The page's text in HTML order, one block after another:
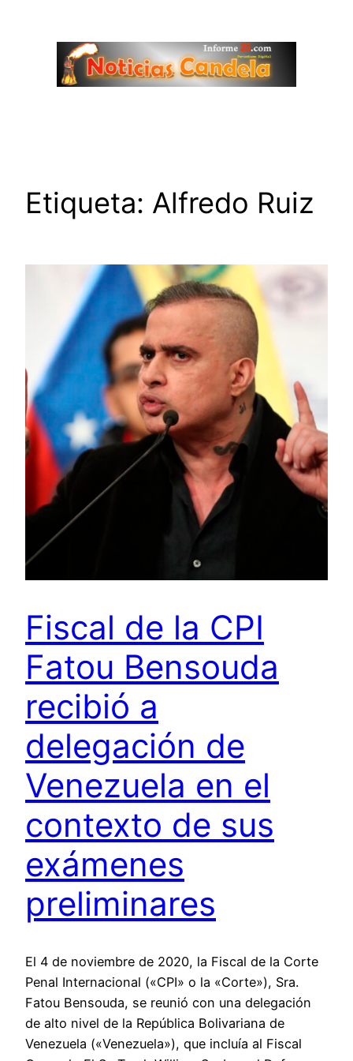
contenido
Etiqueta: Alfredo Ruiz
Fiscal de la CPI
Fatou Bensouda
recibió a
delegación de
Venezuela en el
contexto de sus
exámenes
preliminares
El 4 de noviembre de 2020, la Fiscal de la Corte
Penal Internacional («CPI» o la «Corte»), Sra.
Fatou Bensouda, se reunió con una delegación
de alto nivel de la República Bolivariana de
Venezuela («Venezuela»), que incluía al Fiscal